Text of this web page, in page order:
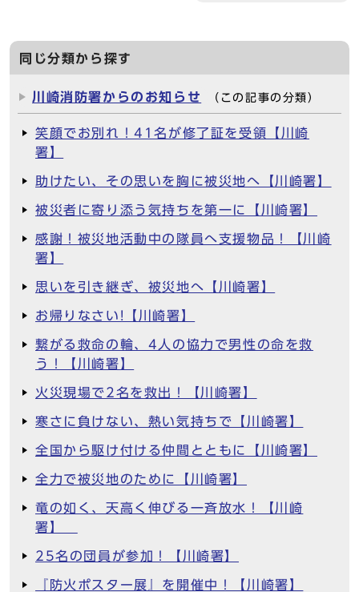
同じ分類から探す
川崎消防署からのお知らせ （この記事の分類）
笑顔でお別れ！41名が修了証を受領【川崎
署】
助けたい、その思いを胸に被災地へ【川崎署】
被災者に寄り添う気持ちを第一に【川崎署】
感謝！被災地活動中の隊員へ支援物品！【川崎
署】
思いを引き継ぎ、被災地へ【川崎署】
お帰りなさい!【川崎署】
繋がる救命の輪、4人の協力で男性の命を救
う！【川崎署】
火災現場で2名を救出！【川崎署】
寒さに負けない、熱い気持ちで【川崎署】
全国から駆け付ける仲間とともに【川崎署】
全力で被災地のために【川崎署】
竜の如く、天高く伸びる一斉放水！【川崎
署】
25名の団員が参加！【川崎署】
『防火ポスター展』を開催中！【川崎署】